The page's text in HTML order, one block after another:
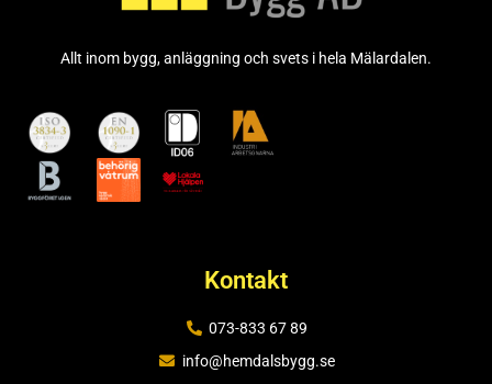
Allt inom bygg, anläggning och svets i hela Mälardalen.
Kontakt
073-833 67 89
info@hemdalsbygg.se